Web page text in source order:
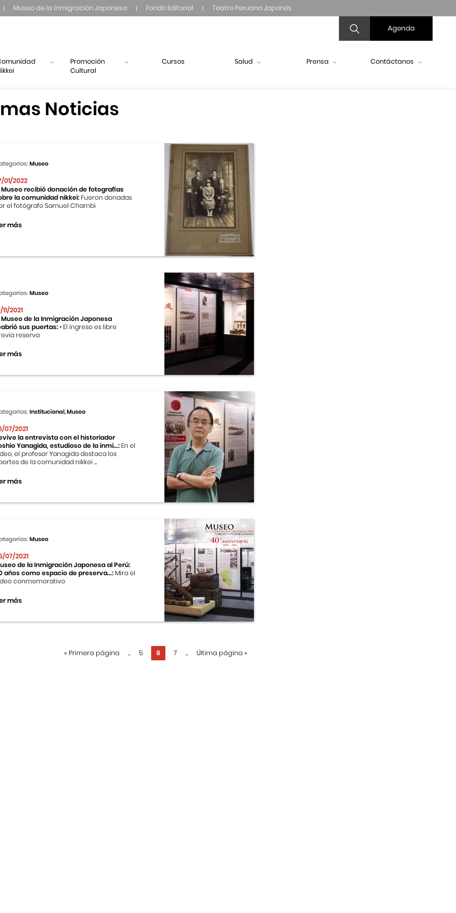
Museo de la Inmigración Japonesa Fondo Editorial Teatro Peruano Japonés
Agenda
Promoción
Cultural
Cursos Salud Prensa Contáctanos
Noticias
Museo
01/2022
Museo recibió donación de fotografías
la comunidad nikkei: Fueron donadas
el fotógrafo Samuel Chambi
más
Museo
11/2021
Museo de la Inmigración Japonesa
sus puertas:• El ingreso es libre
reserva
más
Institucional, Museo
07/2021
la entrevista con el historiador
Yanagida, estudioso de la inmi...: En el
el profesor Yanagida destaca los
de la comunidad nikkei ...
más
Museo
07/2021
de la Inmigración Japonesa al Perú:
años como espacio de preserva...: Mira el
conmemorativo
más
« Primera página ... 5 6 7 ... Última página »